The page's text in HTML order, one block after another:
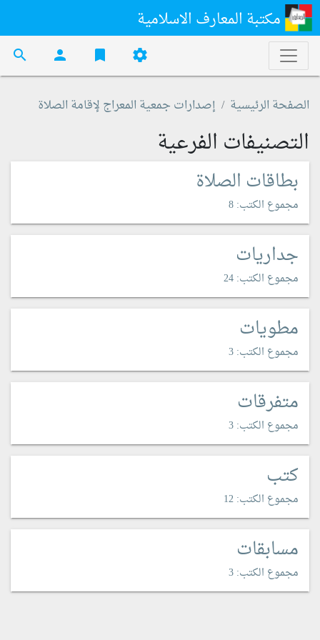
مكتبة المعارف الاسلامية
settings
bookmark
person
search
الصفحة الرئيسية إصدارات جمعية المعراج لإقامة الصلاة
التصنيفات الفرعية
بطاقات الصلاة
مجموع الكتب: 8
جداريات
مجموع الكتب: 24
مطويات
مجموع الكتب: 3
متفرقات
مجموع الكتب: 3
كتب
مجموع الكتب: 12
مسابقات
مجموع الكتب: 3